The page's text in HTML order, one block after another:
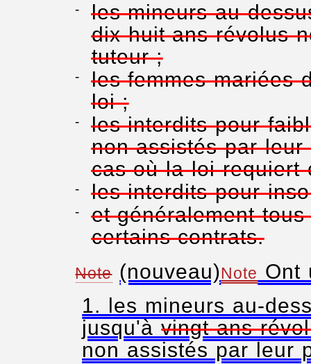
les mineurs au-
dix-huit ans révolus
tuteur ;
les femmes mariées
loi ;
les interdits pour
non assistés par
cas où la loi requiert
les interdits pour
et généralement
certains contrats.
Note (nouveau)Note Ont
les mineurs au-
jusqu'àvingt ans
non assistés par leur